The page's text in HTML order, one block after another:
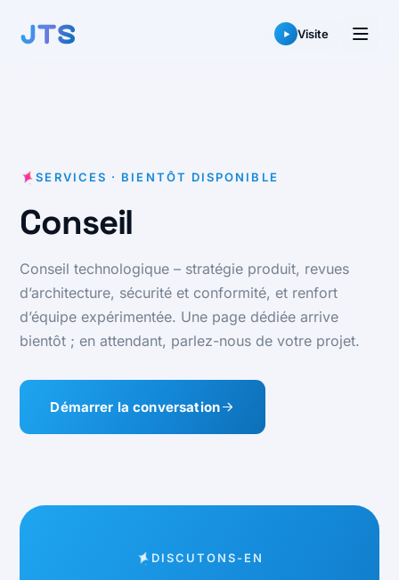
Visite
SERVICES · BIENTÔT DISPONIBLE
Conseil
Conseil technologique – stratégie produit, revues
d’architecture, sécurité et conformité, et renfort
d’équipe expérimentée. Une page dédiée arrive
bientôt ; en attendant, parlez-nous de votre projet.
Démarrer la conversation
DISCUTONS-EN